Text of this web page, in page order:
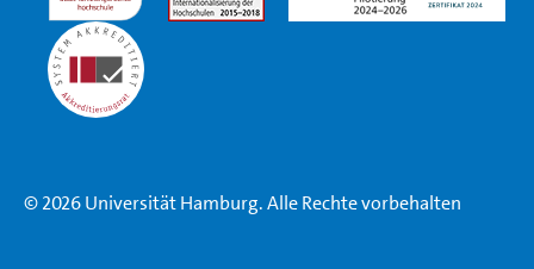
© 2026 Universität Hamburg. Alle Rechte vorbehalten